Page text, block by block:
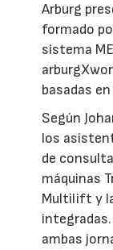
Arburg
formado
sistema
basadas
Según
los
de
máquinas
Multilift y
ambas